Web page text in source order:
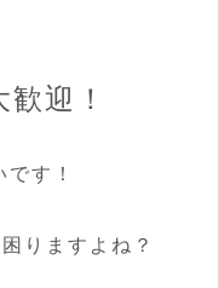
迎！
す！
りますよね？